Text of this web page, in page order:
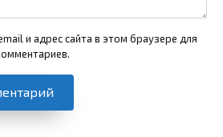
и адрес сайта в этом браузере для